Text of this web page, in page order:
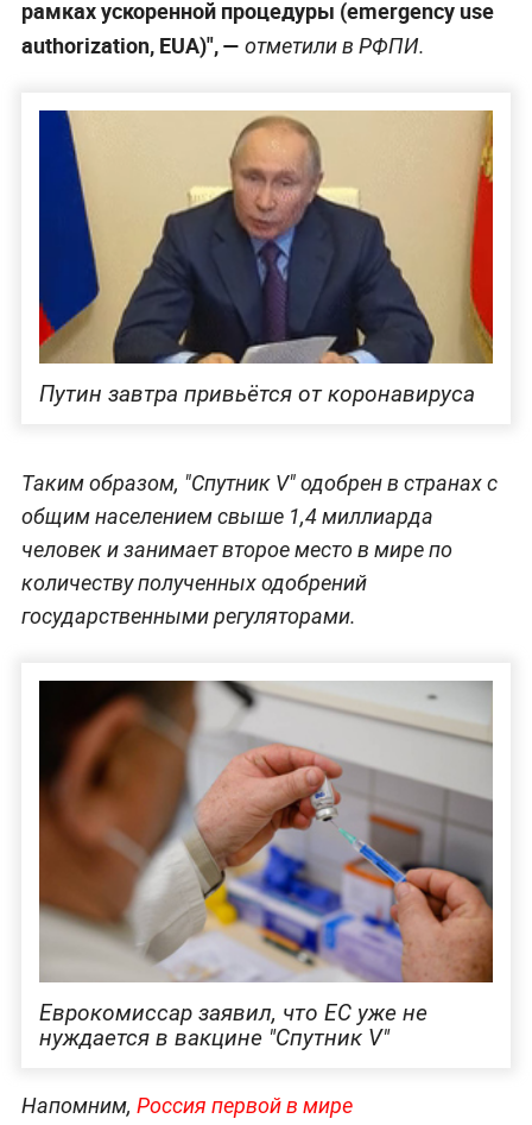
рамках ускоренной процедуры (emergency use
authorization, EUA)", — отметили в РФПИ.
Путин завтра привьётся от коронавируса
Таким образом, "Спутник V" одобрен в странах с
общим населением свыше 1,4 миллиарда
человек и занимает второе место в мире по
количеству полученных одобрений
государственными регуляторами.
Еврокомиссар заявил, что ЕС уже не
нуждается в вакцине "Спутник V"
Напомним, Россия первой в мире